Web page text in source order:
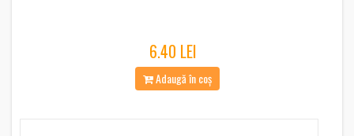
6.40 LEI
Adaugă în coș